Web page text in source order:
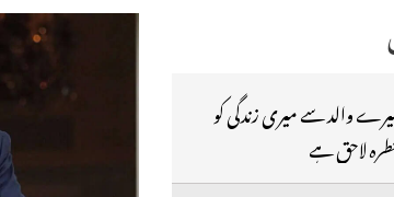
والد سے میری زندگی کو
لاحق ہے